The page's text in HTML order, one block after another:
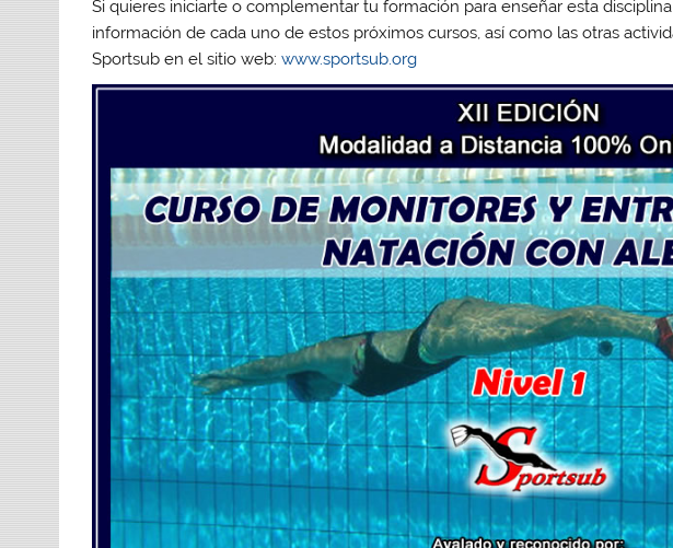
Si quieres iniciarte o complementar tu formación para enseñar esta
información de cada uno de estos próximos cursos, así como las otras
Sportsub en el sitio web:www.sportsub.org